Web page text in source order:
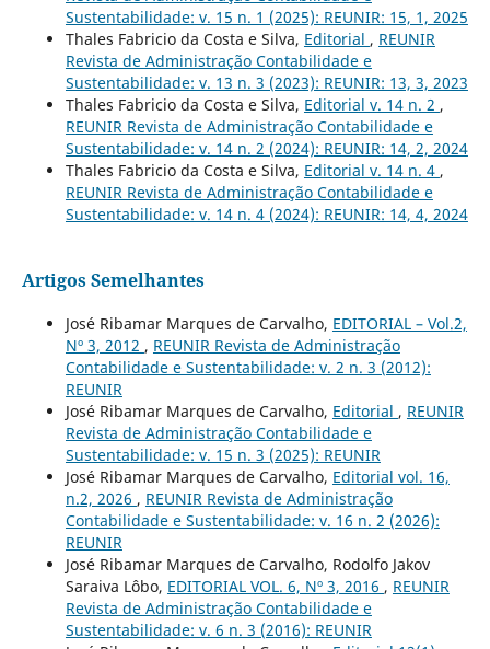
Sustentabilidade: v. 15 n. 1 (2025): REUNIR: 15, 1, 2025
Thales Fabricio da Costa e Silva, Editorial , REUNIR
Revista de Administração Contabilidade e
Sustentabilidade: v. 13 n. 3 (2023): REUNIR: 13, 3, 2023
Thales Fabricio da Costa e Silva, Editorial v. 14 n. 2 ,
REUNIR Revista de Administração Contabilidade e
Sustentabilidade: v. 14 n. 2 (2024): REUNIR: 14, 2, 2024
Thales Fabricio da Costa e Silva, Editorial v. 14 n. 4 ,
REUNIR Revista de Administração Contabilidade e
Sustentabilidade: v. 14 n. 4 (2024): REUNIR: 14, 4, 2024
Artigos Semelhantes
José Ribamar Marques de Carvalho, EDITORIAL – Vol.2,
Nº 3, 2012 , REUNIR Revista de Administração
Contabilidade e Sustentabilidade: v. 2 n. 3 (2012):
REUNIR
José Ribamar Marques de Carvalho, Editorial , REUNIR
Revista de Administração Contabilidade e
Sustentabilidade: v. 15 n. 3 (2025): REUNIR
José Ribamar Marques de Carvalho, Editorial vol. 16,
n.2, 2026 , REUNIR Revista de Administração
Contabilidade e Sustentabilidade: v. 16 n. 2 (2026):
REUNIR
José Ribamar Marques de Carvalho, Rodolfo Jakov
Saraiva Lôbo, EDITORIAL VOL. 6, Nº 3, 2016 , REUNIR
Revista de Administração Contabilidade e
Sustentabilidade: v. 6 n. 3 (2016): REUNIR